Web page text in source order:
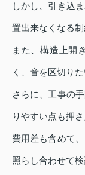
しかし、引き込
置出来なくなる制
また、構造上開
く、音を区切り
さらに、工事の
りやすい点も押
費用差も含めて
照らし合わせて